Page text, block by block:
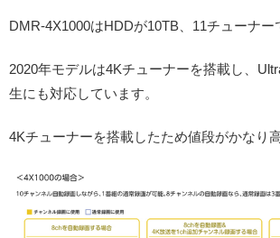
DMR-4X1000はHDDが10TB、11チューナー
2020年モデルは4Kチューナーを搭載し、
生にも対応しています。
4Kチューナーを搭載したため値段がかなり